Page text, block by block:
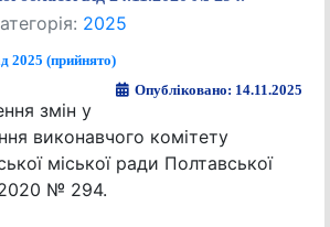
2025
2025 (прийнято)
Опубліковано: 14.11.2025
змін у
виконавчого комітету
міської ради Полтавської
№ 294.